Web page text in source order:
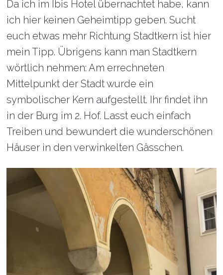
Da ich im Ibis Hotel übernachtet habe, kann
ich hier keinen Geheimtipp geben. Sucht
euch etwas mehr Richtung Stadtkern ist hier
mein Tipp. Übrigens kann man Stadtkern
wörtlich nehmen: Am errechneten
Mittelpunkt der Stadt wurde ein
symbolischer Kern aufgestellt. Ihr findet ihn
in der Burg im 2. Hof. Lasst euch einfach
Treiben und bewundert die wunderschönen
Häuser in den verwinkelten Gässchen.